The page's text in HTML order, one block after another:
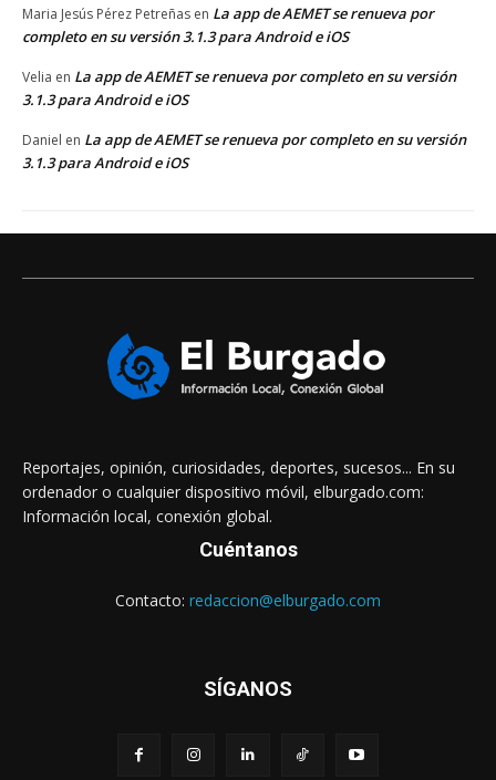
Maria Jesús Pérez Petreñas en La app de AEMET se renueva por
completo en su versión 3.1.3 para Android e iOS
Velia en La app de AEMET se renueva por completo en su versión
3.1.3 para Android e iOS
Daniel en La app de AEMET se renueva por completo en su versión
3.1.3 para Android e iOS
Reportajes, opinión, curiosidades, deportes, sucesos... En su
ordenador o cualquier dispositivo móvil, elburgado.com:
Información local, conexión global.
Cuéntanos
Contacto: redaccion@elburgado.com
SÍGANOS